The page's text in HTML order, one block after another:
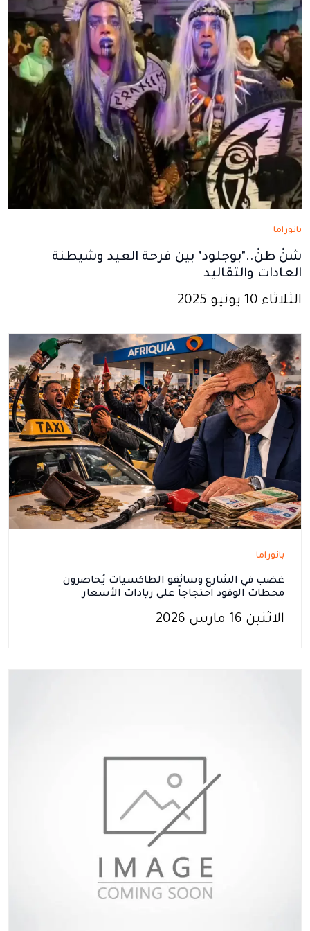
بانوراما
شنْ طنْ.."بوجلود" بين فرحة العيد وشيطنة
العادات والتقاليد
الثلاثاء 10 يونيو 2025
بانوراما
غضب في الشارع وسائقو الطاكسيات يُحاصرون
محطات الوقود احتجاجاً على زيادات الأسعار
الاثنين 16 مارس 2026